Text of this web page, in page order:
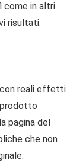
come in altri
risultati.
reali effetti
prodotto
pagina del
che non